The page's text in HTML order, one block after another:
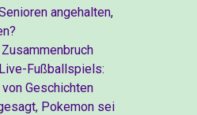
angehalten,
Fußballspiels:
Geschichten
Pokemon sei